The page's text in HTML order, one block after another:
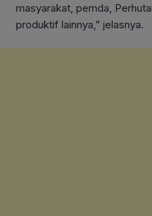
masyarakat, pemda,
produktif lainnya,” jelasnya.